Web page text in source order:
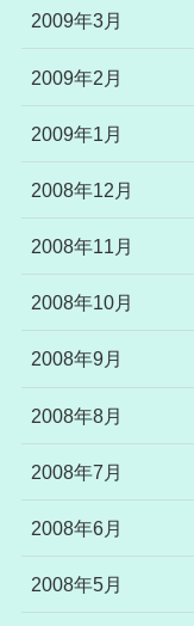
2009年3月
2009年2月
2009年1月
2008年12月
2008年11月
2008年10月
2008年9月
2008年8月
2008年7月
2008年6月
2008年5月